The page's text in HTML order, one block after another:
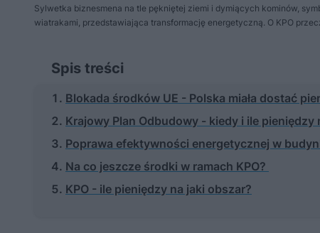
Sylwetka biznesmena na tle pękniętej ziemi i dymiących kominów,
wiatrakami, przedstawiająca transformację energetyczną. O KPO
Spis treści
Blokada środków UE - Polska miała dostać
Krajowy Plan Odbudowy - kiedy i ile pieniędzy
Poprawa efektywności energetycznej w
Na co jeszcze środki w ramach KPO?
KPO - ile pieniędzy na jaki obszar?